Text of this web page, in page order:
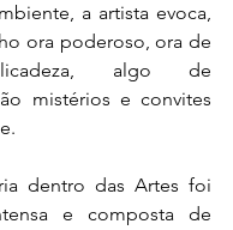
a artista evoca,
ora poderoso, ora de
algo de
mistérios e convites
dentro das Artes foi
e composta de